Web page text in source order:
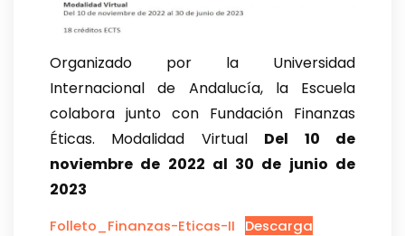
Organizado por la Universidad
Internacional de Andalucía, la Escuela
colabora junto con Fundación Finanzas
Éticas. Modalidad Virtual Del 10 de
noviembre de 2022 al 30 de junio de
2023
Folleto_Finanzas-Eticas-II Descarga